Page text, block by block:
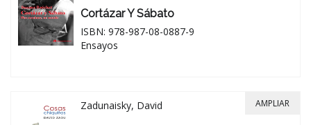
Cortázar Y Sábato
ISBN: 978-987-08-0887-9
Ensayos
Zadunaisky, David AMPLIAR